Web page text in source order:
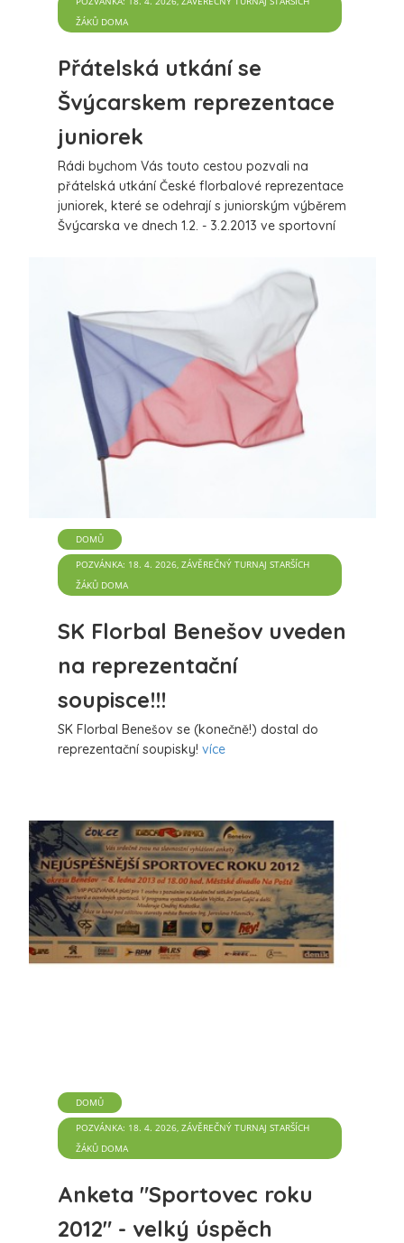
Přátelská utkání se
Švýcarskem reprezentace
juniorek
Rádi bychom Vás touto cestou pozvali na
přátelská utkání České florbalové reprezentace
juniorek, které se odehrají s juniorským výběrem
Švýcarska ve dnech 1.2. - 3.2.2013 ve sportovní
ŽÁKŮ DOMA
SK Florbal Benešov uveden
na reprezentační
soupisce!!!
SK Florbal Benešov se (konečně!) dostal do
reprezentační soupisky! více
DOMŮ
POZVÁNKA: 18. 4. 2026, ZÁVĚREČNÝ TURNAJ STARŠÍCH
ŽÁKŮ DOMA
Anketa "Sportovec roku
2012" - velký úspěch
DOMŮ
POZVÁNKA: 18. 4. 2026, ZÁVĚREČNÝ TURNAJ STARŠÍCH
ŽÁKŮ DOMA